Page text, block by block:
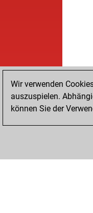
Wir verwenden
auszuspielen.
können Sie der